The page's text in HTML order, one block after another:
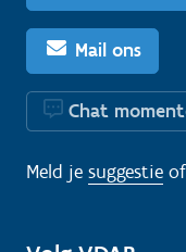
Mail ons
Chat
Meld je suggestie of